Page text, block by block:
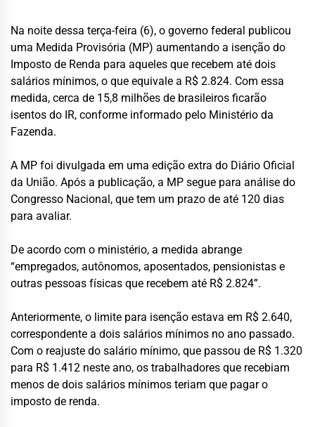
Na noite dessa terça-feira (6), o governo federal publicou
uma Medida Provisória (MP) aumentando a isenção do
Imposto de Renda para aqueles que recebem até dois
salários mínimos, o que equivale a R$ 2.824. Com essa
medida, cerca de 15,8 milhões de brasileiros ficarão
isentos do IR, conforme informado pelo Ministério da
Fazenda.
A MP foi divulgada em uma edição extra do Diário Oficial
da União. Após a publicação, a MP segue para análise do
Congresso Nacional, que tem um prazo de até 120 dias
para avaliar.
De acordo com o ministério, a medida abrange
“empregados, autônomos, aposentados, pensionistas e
outras pessoas físicas que recebem até R$ 2.824”.
Anteriormente, o limite para isenção estava em R$ 2.640,
correspondente a dois salários mínimos no ano passado.
Com o reajuste do salário mínimo, que passou de R$ 1.320
para R$ 1.412 neste ano, os trabalhadores que recebiam
menos de dois salários mínimos teriam que pagar o
imposto de renda.